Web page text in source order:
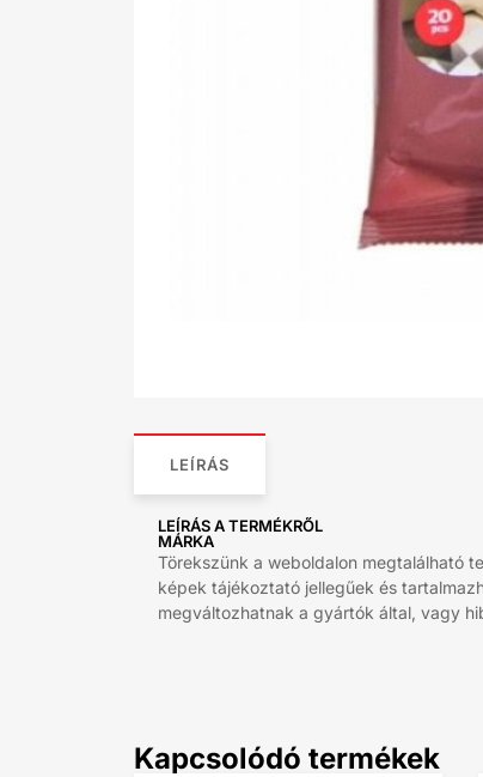
LEÍRÁS
LEÍRÁS A TERMÉKRŐL
MÁRKA
Törekszünk a weboldalon megtalálható
képek tájékoztató jellegűek és
megváltozhatnak a gyártók által, vagy
Kapcsolódó termékek